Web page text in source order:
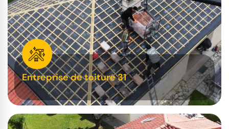
Entreprise de toiture 31